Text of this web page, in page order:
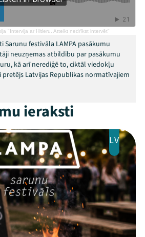
bija LAMPĀ 2026
Jaunumi
Ziedo
Veikals
Kontakti
Youtube
X Instagram
Flick TikTok
"Intervija ar Hitleru. Atteikt nedrīkst intervēt"
Sarunu festivāla LAMPA pasākumu
neuzņemas atbildību par pasākumu
kā arī nerediģē to, ciktāl viedokļu
Latvijas Republikas normatīvajiem
ieraksti
LV